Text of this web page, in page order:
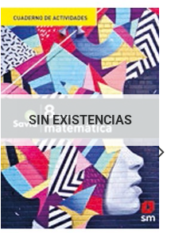
SIN EXISTENCIAS